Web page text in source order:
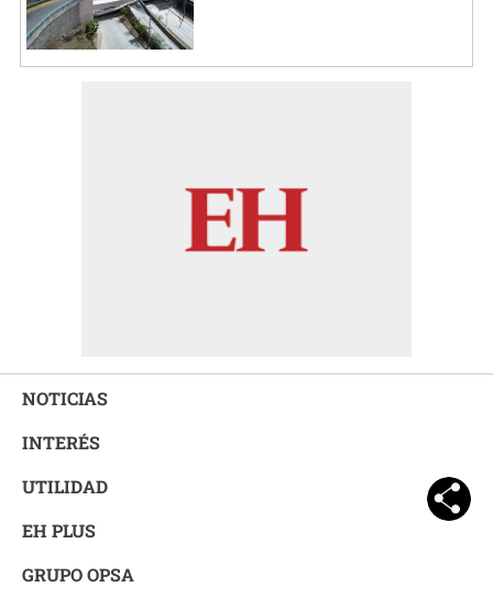
NOTICIAS
INTERÉS
UTILIDAD
EH PLUS
GRUPO OPSA